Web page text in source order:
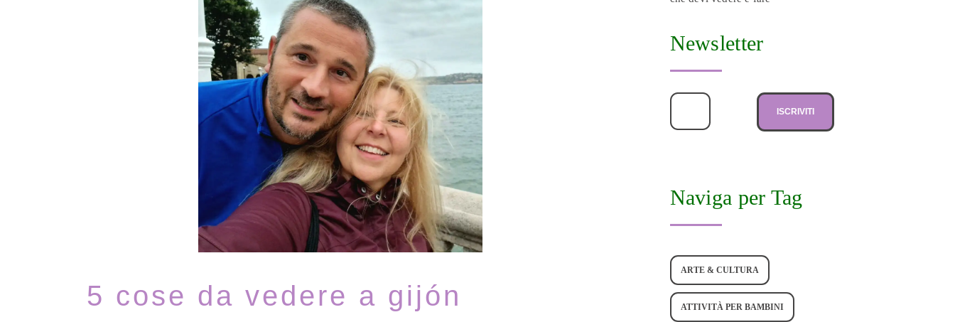
5 cose da vedere a gijón
Newsletter
Naviga per Tag
ARTE & CULTURA
ATTIVITÀ PER BAMBINI